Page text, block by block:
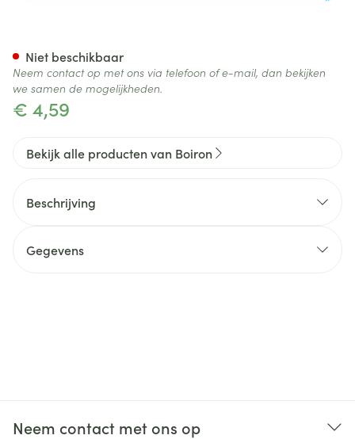
€ 4,59
Niet beschikbaar
Neem contact op met ons via telefoon of e-mail, dan bekijken
we samen de mogelijkheden.
Bekijk alle producten van Boiron
Beschrijving
Gegevens
Neem contact met ons op